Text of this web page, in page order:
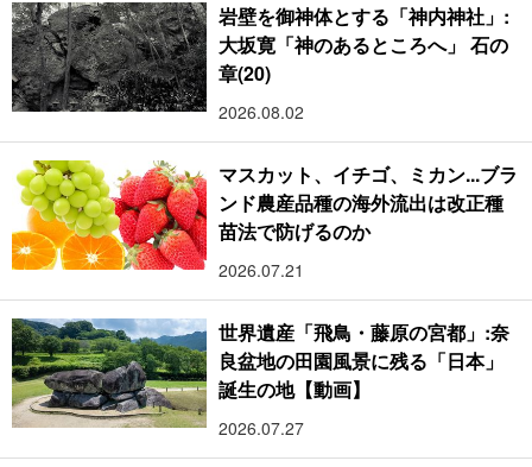
岩壁を御神体とする「神内神社」:
大坂寛「神のあるところへ」 石の
章(20)
2026.08.02
マスカット、イチゴ、ミカン...ブラ
ンド農産品種の海外流出は改正種
苗法で防げるのか
2026.07.21
世界遺産「飛鳥・藤原の宮都」:奈
良盆地の田園風景に残る「日本」
誕生の地【動画】
2026.07.27